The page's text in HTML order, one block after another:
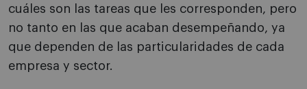
cuáles son las tareas que les corresponden, pero
no tanto en las que acaban desempeñando, ya
que dependen de las particularidades de cada
empresa y sector.